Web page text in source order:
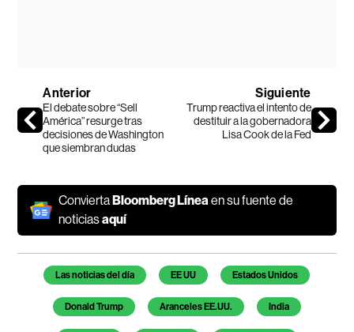
Anterior
El debate sobre “Sell
América” resurge tras
decisiones de Washington
que siembran dudas
Siguiente
Trump reactiva el intento de
destituir a la gobernadora
Lisa Cook de la Fed
ConviertaBloomberg Líneaen su fuente de
noticiasaquí
Temas de este artículo
Las noticias del día EE UU Estados Unidos
Donald Trump Aranceles EE.UU. India